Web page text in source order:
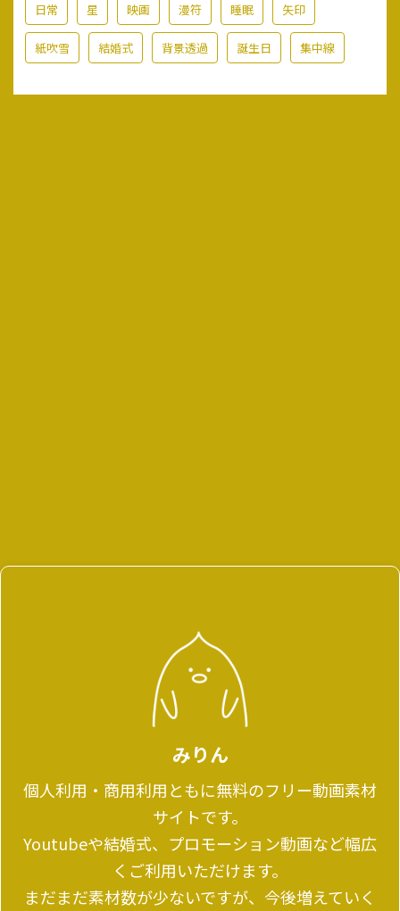
日常 星 映画 漫符 睡眠 矢印
紙吹雪 結婚式 背景透過 誕生日 集中線
みりん
個人利用・商用利用ともに無料のフリー動画素材
サイトです。
Youtubeや結婚式、プロモーション動画など幅広
くご利用いただけます。
まだまだ素材数が少ないですが、今後増えていく